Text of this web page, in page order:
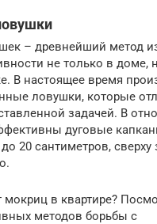
– древнейший метод
не только в доме,
В настоящее время
ловушки, которые
задачей. В
дуговые
20 сантиметров, сверху
мокриц в квартире?
методов борьбы с